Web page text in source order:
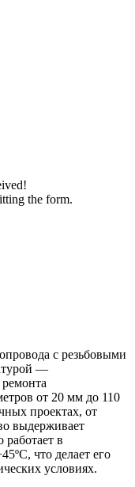
the form.
с резьбовыми
—
от 20 мм до 110
проектах, от
выдерживает
работает в
что делает его
условиях.